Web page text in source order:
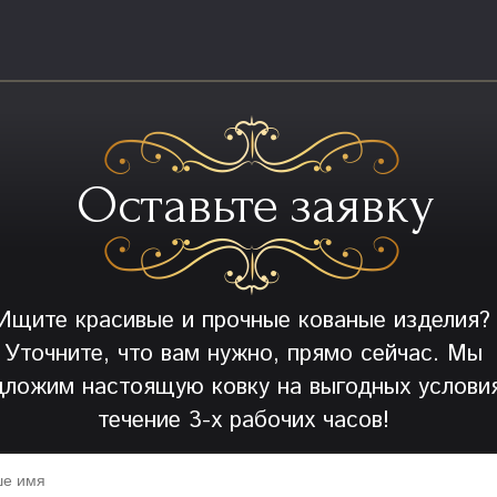
Оставьте заявку
красивые и прочные кованые изделия?
Уточните, что вам нужно, прямо сейчас. Мы
настоящую ковку на выгодных
течение 3-х рабочих часов!